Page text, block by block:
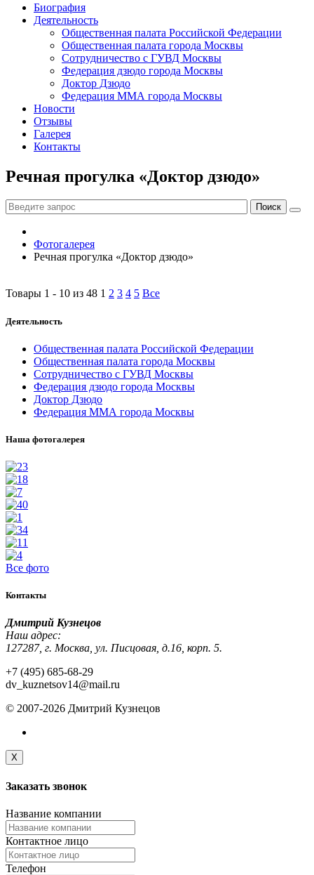
Биография
Деятельность
Общественная палата Российской Федерации
Общественная палата города Москвы
Сотрудничество с ГУВД Москвы
Федерация дзюдо города Москвы
Доктор Дзюдо
Федерация ММА города Москвы
Новости
Отзывы
Галерея
Контакты
Речная прогулка «Доктор дзюдо»
Фотогалерея
Речная прогулка «Доктор дзюдо»
Товары 1 - 10 из 48 1 2 3 4 5 Все
Деятельность
Общественная палата Российской Федерации
Общественная палата города Москвы
Сотрудничество с ГУВД Москвы
Федерация дзюдо города Москвы
Доктор Дзюдо
Федерация ММА города Москвы
Наша фотогалерея
Все фото
Контакты
Дмитрий Кузнецов
Наш адрес:
127287, г. Москва, ул. Писцовая, д.16, корп. 5.
+7 (495) 685-68-29
dv_kuznetsov14@mail.ru
© 2007-2026 Дмитрий Кузнецов
X
Заказать звонок
Название компании
Контактное лицо
Телефон